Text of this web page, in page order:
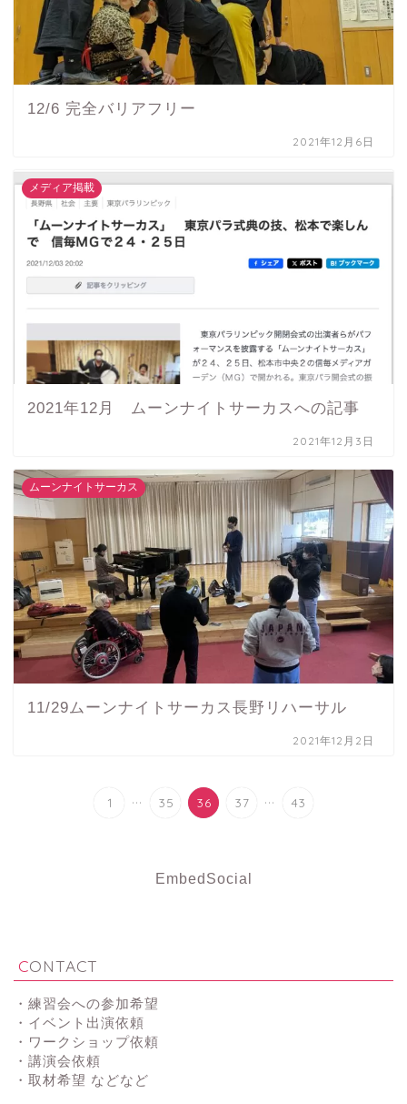
12/6 完全バリアフリー
2021年12月6日
メディア掲載
2021年12月 ムーンナイトサーカスへの記事
2021年12月3日
ムーンナイトサーカス
11/29ムーンナイトサーカス長野リハーサル
2021年12月2日
1 ... 35 36 37 ... 43
EmbedSocial
CONTACT
・練習会への参加希望
・イベント出演依頼
・ワークショップ依頼
・講演会依頼
・取材希望 などなど